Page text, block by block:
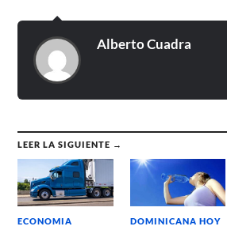
Alberto Cuadra
LEER LA SIGUIENTE →
ECONOMIA DOMINICANA HOY